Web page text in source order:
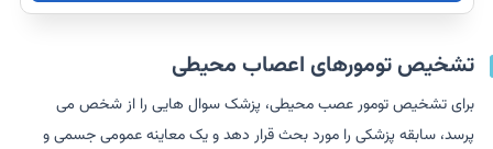
تشخیص تومورهای اعصاب محیطی
برای تشخیص تومور عصب محیطی، پزشک سوال هایی را از شخص می
پرسد، سابقه پزشکی را مورد بحث قرار دهد و یک معاینه عمومی جسمی و